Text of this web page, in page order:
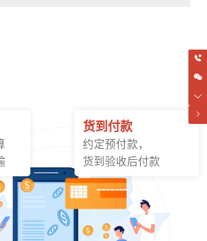
货到付款
约定预付款，
货到验收后付款